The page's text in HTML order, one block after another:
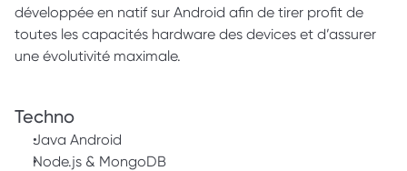
développée en natif sur Android afin de tirer profit de
toutes les capacités hardware des devices et d’assurer
une évolutivité maximale.
Techno
Java Android
Node.js & MongoDB